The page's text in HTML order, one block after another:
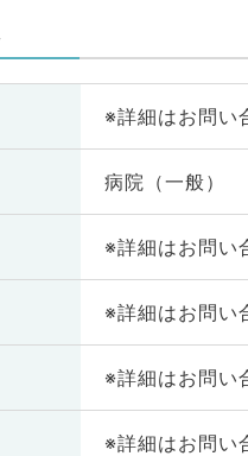
※詳細はお問い
病院（一般）
※詳細はお問い
※詳細はお問い
※詳細はお問い
※詳細はお問い